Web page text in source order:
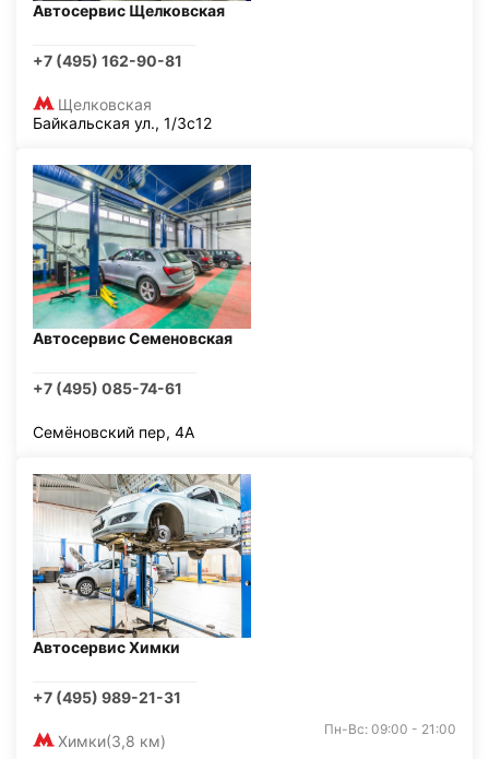
Автосервис Щелковская
+7 (495) 162-90-81
Щелковская
Байкальская ул., 1/3с12
Автосервис Семеновская
+7 (495) 085-74-61
Семёновский пер, 4А
Автосервис Химки
+7 (495) 989-21-31
Химки(3,8 км)
Пн-Вс: 09:00 - 21:00